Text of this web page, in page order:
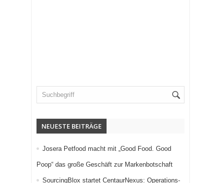
NEUESTE BEITRÄGE
Josera Petfood macht mit „Good Food. Good
Poop“ das große Geschäft zur Markenbotschaft
SourcingBlox startet CentaurNexus: Operations-